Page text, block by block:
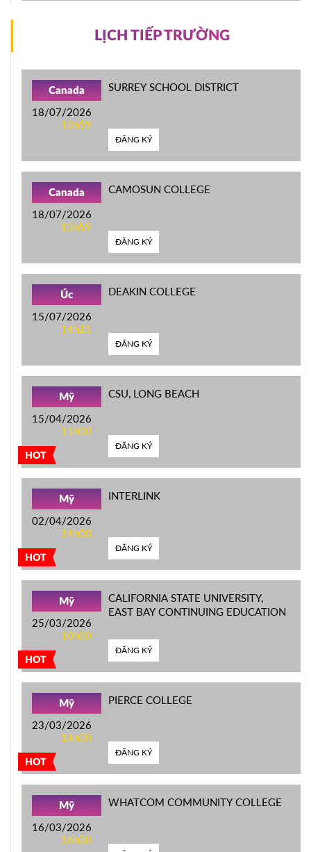
LỊCH TIẾP TRƯỜNG
Canada
18/07/2026
13h59
SURREY SCHOOL DISTRICT
ĐĂNG KÝ
Canada
18/07/2026
13h59
CAMOSUN COLLEGE
ĐĂNG KÝ
Úc
15/07/2026
14h21
DEAKIN COLLEGE
ĐĂNG KÝ
HOT
Mỹ
15/04/2026
11h00
CSU, LONG BEACH
ĐĂNG KÝ
HOT
Mỹ
02/04/2026
14h00
INTERLINK
ĐĂNG KÝ
HOT
Mỹ
25/03/2026
10h00
CALIFORNIA STATE UNIVERSITY,
EAST BAY CONTINUING EDUCATION
ĐĂNG KÝ
HOT
Mỹ
23/03/2026
14h00
PIERCE COLLEGE
ĐĂNG KÝ
Mỹ
16/03/2026
16h00
WHATCOM COMMUNITY COLLEGE